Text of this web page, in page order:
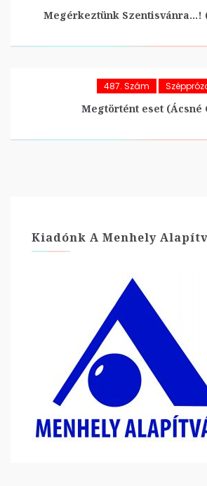
Megérkeztünk Szentisvánra…!
487. Szám
Megtörtént eset (Ácsné
Kiadónk A Menhely